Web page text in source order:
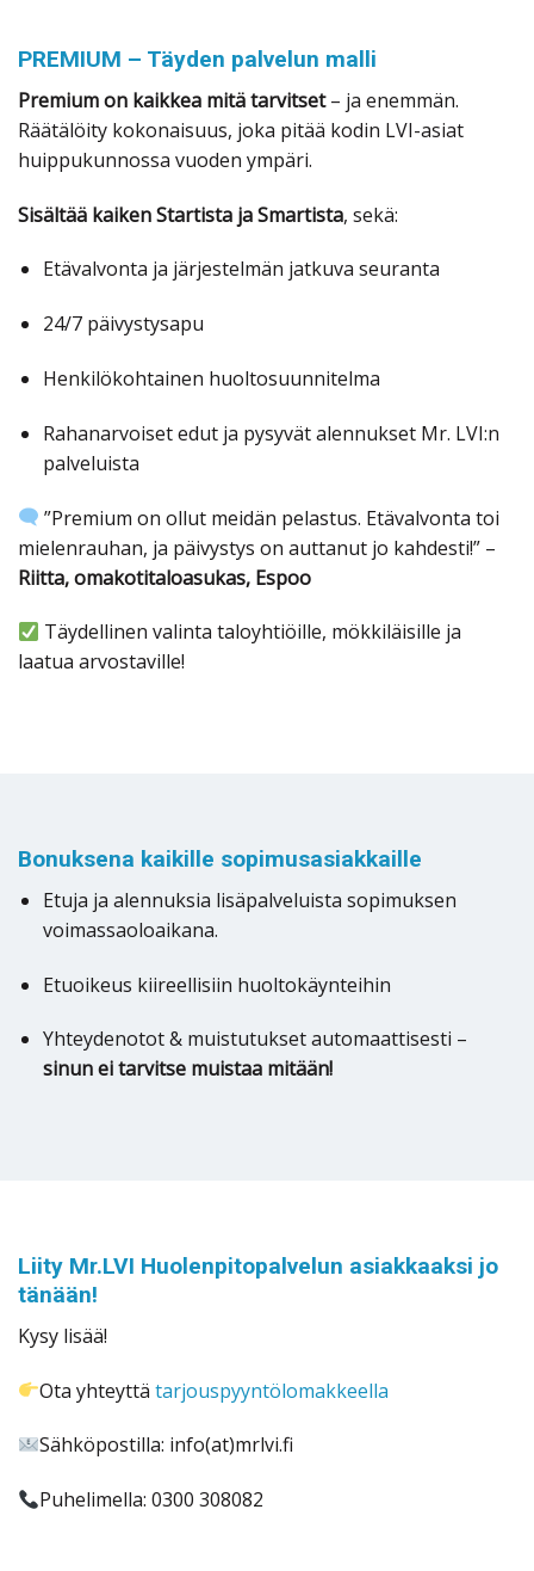
PREMIUM – Täyden palvelun malli
Premium on kaikkea mitä tarvitset– ja enemmän.
Räätälöity kokonaisuus, joka pitää kodin LVI-asiat
huippukunnossa vuoden ympäri.
Sisältää kaiken Startista ja Smartista, sekä:
Etävalvonta ja järjestelmän jatkuva seuranta
24/7 päivystysapu
Henkilökohtainen huoltosuunnitelma
Rahanarvoiset edut ja pysyvät alennukset Mr. LVI:n
palveluista
”Premium on ollut meidän pelastus. Etävalvonta toi
mielenrauhan, ja päivystys on auttanut jo kahdesti!” –
Riitta, omakotitaloasukas, Espoo
Täydellinen valinta taloyhtiöille, mökkiläisille ja
laatua arvostaville!
Bonuksena kaikille sopimusasiakkaille
Etuja ja alennuksia lisäpalveluista sopimuksen
voimassaoloaikana.
Etuoikeus kiireellisiin huoltokäynteihin
Yhteydenotot & muistutukset automaattisesti –
sinun ei tarvitse muistaa mitään!
Liity Mr.LVI Huolenpitopalvelun asiakkaaksi jo
tänään!
Kysy lisää!
Ota yhteyttätarjouspyyntölomakkeella
Sähköpostilla: info(at)mrlvi.fi
Puhelimella: 0300 308082